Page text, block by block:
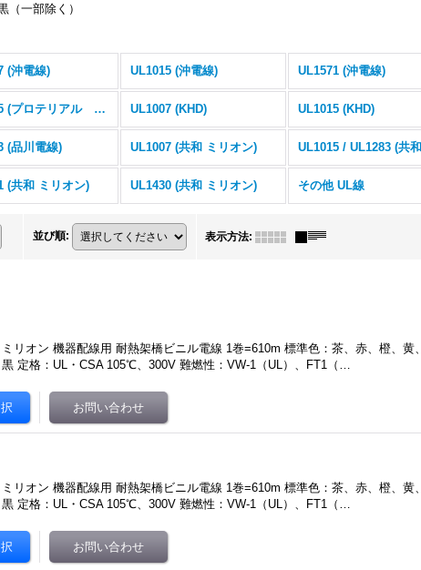
（一部除く）
(沖電線) UL1015 (沖電線) UL1571 (沖電線)
UL1015 (プロテリアル 旧 日立金属) UL1007 (KHD) UL1015 (KHD)
(品川電線) UL1007 (共和 ミリオン)
(共和 ミリオン) UL1430 (共和 ミリオン) その他 UL線
並び順: 表示方法:
リオン 機器配線用 耐熱架橋ビニル電線 1巻=610m 標準色：茶、赤、橙、黄、
定格：UL・CSA 105℃、300V 難燃性：VW-1（UL）、FT1（…
リオン 機器配線用 耐熱架橋ビニル電線 1巻=610m 標準色：茶、赤、橙、黄、
定格：UL・CSA 105℃、300V 難燃性：VW-1（UL）、FT1（…